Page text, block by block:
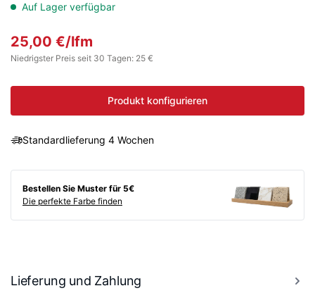
Auf Lager verfügbar
25,00 €/lfm
Niedrigster Preis seit 30 Tagen: 25 €
Produkt konfigurieren
Standardlieferung 4 Wochen
Bestellen Sie Muster für 5€
Die perfekte Farbe finden
Lieferung und Zahlung